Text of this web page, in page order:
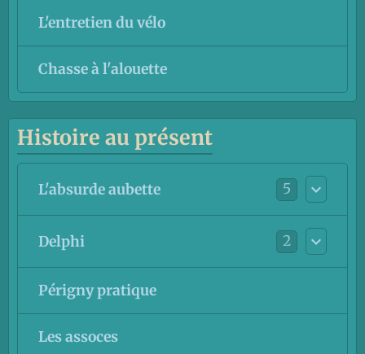
L'entretien du vélo
Chasse à l'alouette
Histoire au présent
L'absurde aubette 5
Delphi 2
Périgny pratique
Les assoces